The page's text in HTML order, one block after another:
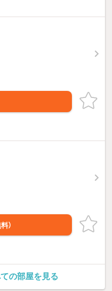
）
の部屋を見る